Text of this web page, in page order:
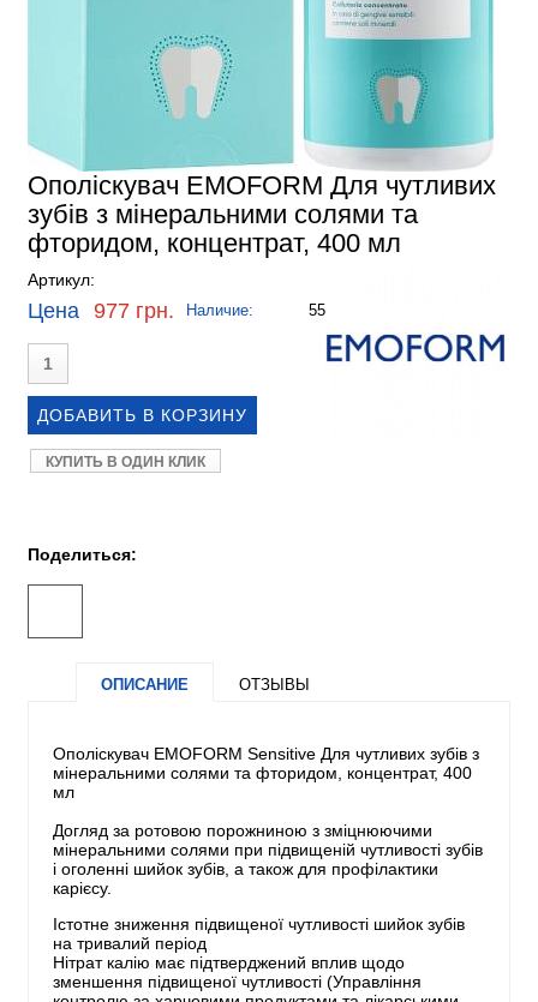
Ополіскувач EMOFORM Для чутливих
зубів з мінеральними солями та
фторидом, концентрат, 400 мл
Артикул:
Цена 977 грн. Наличие: 55
КУПИТЬ В ОДИН КЛИК
Поделиться:
ОПИСАНИЕ ОТЗЫВЫ
Ополіскувач EMOFORM Sensitive Для чутливих зубів з
мінеральними солями та фторидом, концентрат, 400
мл
Догляд за ротовою порожниною з зміцнюючими
мінеральними солями при підвищеній чутливості зубів
і оголенні шийок зубів, а також для профілактики
карієсу.
Істотне зниження підвищеної чутливості шийок зубів
на тривалий період
Нітрат калію має підтверджений вплив щодо
зменшення підвищеної чутливості (Управління